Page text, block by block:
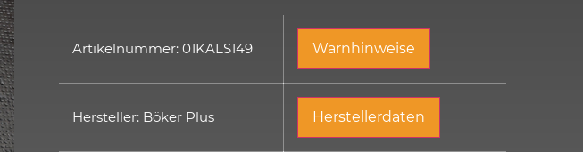
Artikelnummer: 01KALS149 Warnhinweise
Hersteller: Böker Plus Herstellerdaten